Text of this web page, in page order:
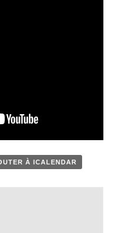
À ICALENDAR